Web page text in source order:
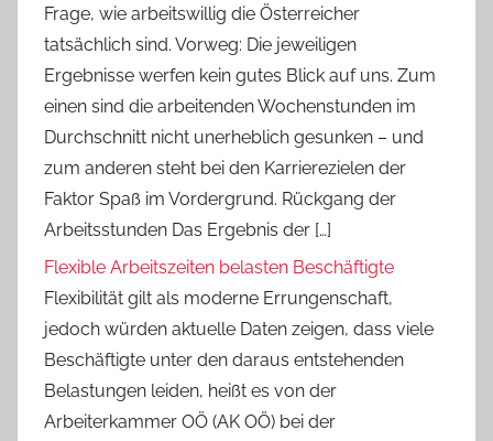
Frage, wie arbeitswillig die Österreicher
tatsächlich sind. Vorweg: Die jeweiligen
Ergebnisse werfen kein gutes Blick auf uns. Zum
einen sind die arbeitenden Wochenstunden im
Durchschnitt nicht unerheblich gesunken – und
zum anderen steht bei den Karrierezielen der
Faktor Spaß im Vordergrund. Rückgang der
Arbeitsstunden Das Ergebnis der […]
Flexible Arbeitszeiten belasten Beschäftigte
Flexibilität gilt als moderne Errungenschaft,
jedoch würden aktuelle Daten zeigen, dass viele
Beschäftigte unter den daraus entstehenden
Belastungen leiden, heißt es von der
Arbeiterkammer OÖ (AK OÖ) bei der